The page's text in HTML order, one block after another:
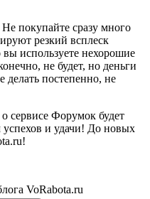
Не покупайте сразу много
резкий всплеск
используете нехорошие
не будет, но деньги
делать постепенно, не
сервисе Форумок будет
и удачи! До новых
VoRabota.ru